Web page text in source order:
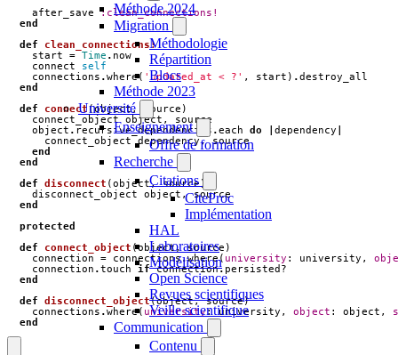
Méthode 2024
Migration
Méthodologie
Répartition
Blocs
Méthode 2023
Université
Enseignement
Offre de formation
Recherche
Citations
CiteProc
Implémentation
HAL
Laboratoires
Modélisation
Open Science
Revues scientifiques
Veille scientifique
Communication
Contenu
after_save
:clean_connections!
end
def
clean_connections!
start
= Time . now
connect
self
connections .where( 'updated_at < ?' , start ) .destroy_all
end
def
connect(object, source )
connect_object
object ,
source
object . recursive_dependencies .each do dependency
connect_object
dependency, source
end
end
def
disconnect (object, source )
disconnect_object
object ,
source
end
protected
def
connect_object (object, source )
connection
= connections.where( university : university ,
connection .touch if connection. persisted?
end
def
disconnect_object(object, source)
connections .where( university: university , object : object ,
end